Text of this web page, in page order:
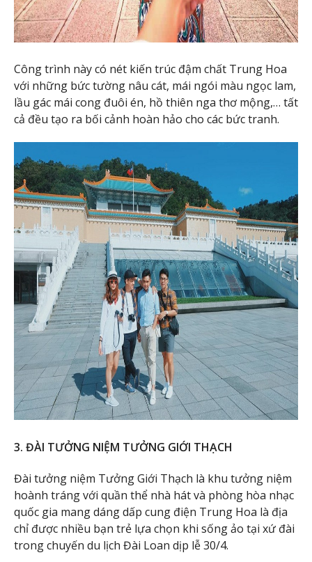
Công trình này có nét kiến trúc đậm chất Trung Hoa
với những bức tường nâu cát, mái ngói màu ngọc lam,
lầu gác mái cong đuôi én, hồ thiên nga thơ mộng,… tất
cả đều tạo ra bối cảnh hoàn hảo cho các bức tranh.
3. ĐÀI TƯỞNG NIỆM TƯỞNG GIỚI THẠCH
Đài tưởng niệm Tưởng Giới Thạch là khu tưởng niệm
hoành tráng với quần thể nhà hát và phòng hòa nhạc
quốc gia mang dáng dấp cung điện Trung Hoa là địa
chỉ được nhiều bạn trẻ lựa chọn khi sống ảo tại xứ đài
trong chuyến du lịch Đài Loan dịp lễ 30/4.